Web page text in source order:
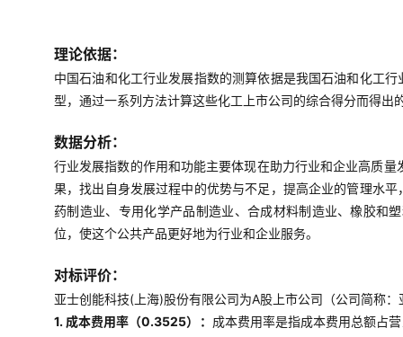
理论依据：
中国石油和化工行业发展指数的测算依据是我国石油和化工
型，通过一系列方法计算这些化工上市公司的综合得分而得
数据分析：
行业发展指数的作用和功能主要体现在助力行业和企业高质
果，找出自身发展过程中的优势与不足，提高企业的管理水
药制造业、专用化学产品制造业、合成材料制造业、橡胶和
位，使这个公共产品更好地为行业和企业服务。
对标评价：
亚士创能科技(上海)股份有限公司为A股上市公司（公司简称
1. 成本费用率（0.3525）： 成本费用率是指成本费用总额占